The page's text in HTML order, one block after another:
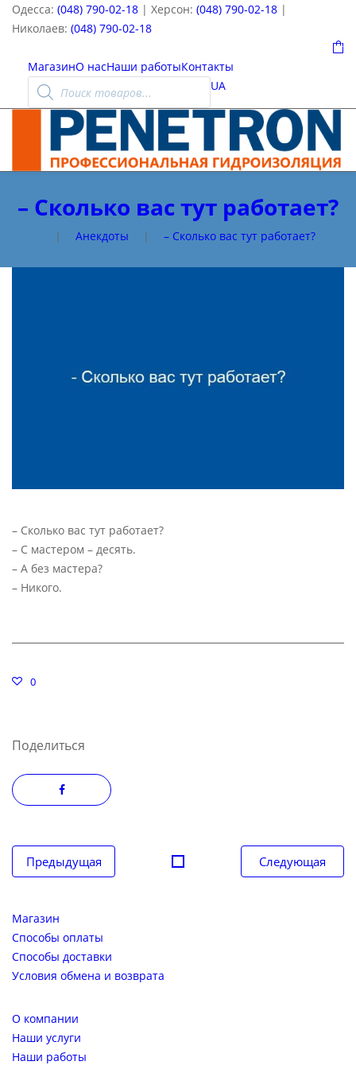
Одесса: (048) 790-02-18 | Херсон: (048) 790-02-18 |
Николаев: (048) 790-02-18
0
МагазинО насНаши работыКонтакты
Поиск
товаров UA
– Сколько вас тут работает?
| Анекдоты | – Сколько вас тут работает?
– Сколько вас тут работает?
– С мастером – десять.
– А без мастера?
– Никого.
0
Поделиться
Навигация
по
Предыдущая Следующая
Магазин
Способы оплаты
Способы доставки
Условия обмена и возврата
О компании
Наши услуги
Наши работы